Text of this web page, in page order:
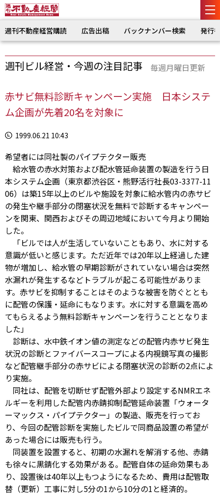
週刊不動産経営購読 広告出稿 バックナンバー検索 発行
週刊ビル経営・今週の注目記事 毎週月曜日更新
赤サビ無料診断キャンペーン実施 日本システ
ム企画が先着20名を対象に
1999.06.21 10:43
希望者には同社製のパイプテクター販売
給水管の赤水対策および配水管延命装置の製造を行う日
本システム企画（東京都渋谷区・熊野活行社長03-3377-11
06）は築15年以上のビルや施設を対象に給水管内の赤サビ
の発生や継手部分の閉塞状況を無料で診断するキャンペー
ンを関東、関西およびその周辺地域において今月より開始
した。
「ビルでは人が生活していないこともあり、水に対する
意識が低いと感じます。ただ近年では20年以上経過した建
物が増加し、給水管の早期診断がされていない場合は突然
水漏れが発生するなどトラブルが起こる可能性がありま
す。赤サビを抑制することはそのような被害を防ぐととも
に配管の保護・延命にもなります。水に対する意識を高め
てもらえるよう無料診断キャンペーンを行うこととなりま
した」
診断は、水中鉄イオン値の測定などの配管内赤サビ発生
状況の診断とファイバースコープによる内視鏡写真の撮影
など配管継手部分の赤サビによる閉塞状況の診断の2点によ
り実施。
同社は、配管を切断せず配管外部より設定するNMRエネ
ルギーを利用した配管内赤錆抑制配管延命装置「ウォータ
ーマックス・パイプテクター」の製造、販売を行ってお
り、今回の配管診断を実施したビルで同商品設置の希望が
あった場合には販売も行う。
同装置を設置すると、初期の水漏れを解消する他、赤錆
も徐々に黒錆化する効果がある。配管自体の延命効果もあ
り、設置後は40年以上もつようになるため、費用は配管取
替（更新）工事に対し5分の1から10分の1と経済的。